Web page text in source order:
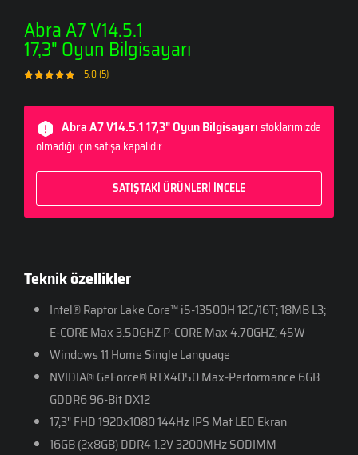
Abra A7 V14.5.1
17,3" Oyun Bilgisayarı
5.0 (5)
Abra A7 V14.5.1 17,3" Oyun Bilgisayarıstoklarımızda
olmadığı için satışa kapalıdır.
SATIŞTAKİ ÜRÜNLERİ İNCELE
Teknik özellikler
Intel® Raptor Lake Core™ i5-13500H 12C/16T; 18MB L3;
E-CORE Max 3.50GHZ P-CORE Max 4.70GHZ; 45W
Windows 11 Home Single Language
NVIDIA® GeForce® RTX4050 Max-Performance 6GB
GDDR6 96-Bit DX12
17,3" FHD 1920x1080 144Hz IPS Mat LED Ekran
16GB (2x8GB) DDR4 1.2V 3200MHz SODIMM